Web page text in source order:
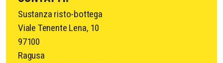
Sustanza risto-bottega
Viale Tenente Lena, 10
97100
Ragusa